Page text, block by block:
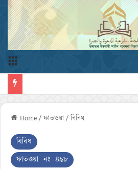
Home / ফাতওয়া / বিবিধ
বিবিধ
ফাতওয়া নং ৪৯৮